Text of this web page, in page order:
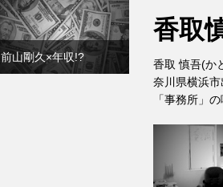
香取
香取 慎吾(か
奈川県横浜市
「事務所」
前山剛久×年収!?